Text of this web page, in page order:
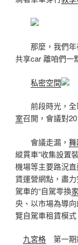
那麼，我們年
共享car 離咱們一
私密空間
前段時光，全
室召開，會議對
會議走漏，
縱貫車”收集設置
機場等主要路況
賃運營網點，盡
駕車的“自駕零換
央、以市場為導
覽自駕車租賃模式
九宮格 第一期